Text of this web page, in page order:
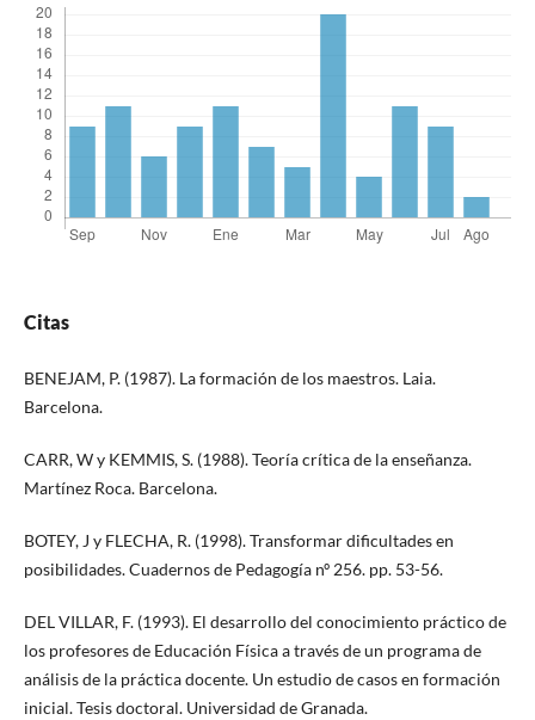
Citas
BENEJAM, P. (1987). La formación de los maestros. Laia.
Barcelona.
CARR, W y KEMMIS, S. (1988). Teoría crítica de la enseñanza.
Martínez Roca. Barcelona.
BOTEY, J y FLECHA, R. (1998). Transformar dificultades en
posibilidades. Cuadernos de Pedagogía nº 256. pp. 53-56.
DEL VILLAR, F. (1993). El desarrollo del conocimiento práctico de
los profesores de Educación Física a través de un programa de
análisis de la práctica docente. Un estudio de casos en formación
inicial. Tesis doctoral. Universidad de Granada.